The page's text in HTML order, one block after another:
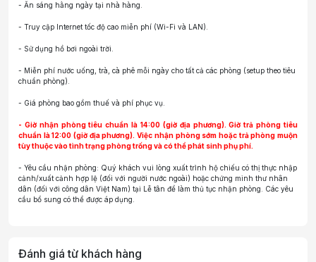
- Ăn sáng hằng ngày tại nhà hàng.
- Truy cập Internet tốc độ cao miễn phí (Wi-Fi và LAN).
- Sử dụng hồ bơi ngoài trời.
- Miễn phí nước uống, trà, cà phê mỗi ngày cho tất cả các phòng (setup theo tiêu
chuẩn phòng).
- Giá phòng bao gồm thuế và phí phục vụ.
- Giờ nhận phòng tiêu chuẩn là 14:00 (giờ địa phương). Giờ trả phòng tiêu
chuẩn là 12:00 (giờ địa phương). Việc nhận phòng sớm hoặc trả phòng muộn
tùy thuộc vào tình trạng phòng trống và có thể phát sinh phụ phí.
- Yêu cầu nhận phòng: Quý khách vui lòng xuất trình hộ chiếu có thị thực nhập
cảnh/xuất cảnh hợp lệ (đối với người nước ngoài) hoặc chứng minh thư nhân
dân (đối với công dân Việt Nam) tại Lễ tân để làm thủ tục nhận phòng. Các yêu
cầu bổ sung có thể được áp dụng.
Đánh giá từ khách hàng